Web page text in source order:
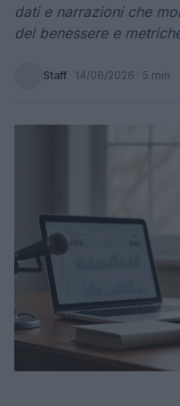
dati e narrazioni che
del benessere e
Staff · 14/06/2026 · 5 min